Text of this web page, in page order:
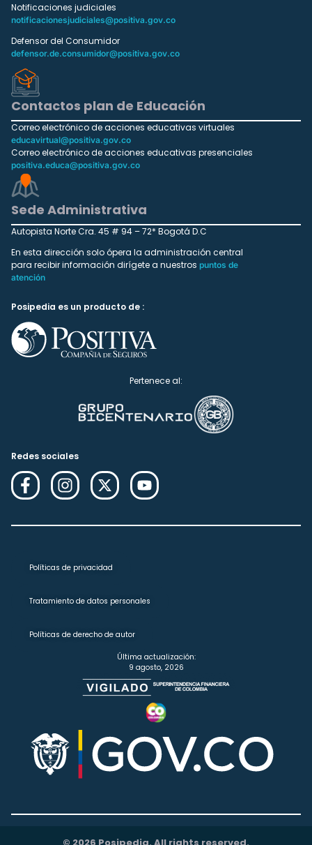
Notificaciones judiciales
notificacionesjudiciales@positiva.gov.co
Defensor del Consumidor
defensor.de.consumidor@positiva.gov.co
Contactos plan de Educación
Correo electrónico de acciones educativas virtuales
educavirtual@positiva.gov.co
Correo electrónico de acciones educativas presenciales
positiva.educa@positiva.gov.co
Sede Administrativa
Autopista Norte Cra. 45 # 94 – 72* Bogotá D.C
En esta dirección solo ópera la administración central
para recibir información dirígete a nuestros puntos de
atención
Posipedia es un producto de :
Pertenece al:
Redes sociales
Políticas de privacidad
Tratamiento de datos personales
Políticas de derecho de autor
Última actualización:
9 agosto, 2026